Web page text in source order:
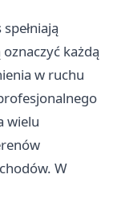
każdą
w ruchu
wielu
W